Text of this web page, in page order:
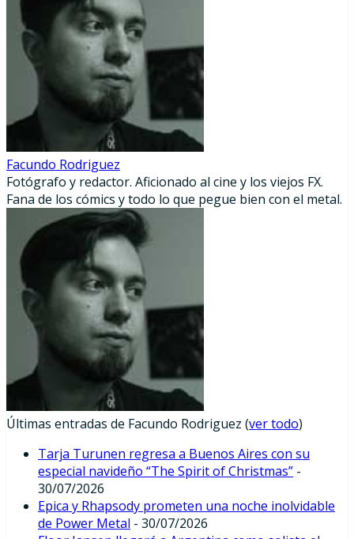
Facundo Rodriguez
Fotógrafo y redactor. Aficionado al cine y los viejos FX.
Fana de los cómics y todo lo que pegue bien con el metal.
Últimas entradas de Facundo Rodriguez (ver todo)
Tarja Turunen regresa a Buenos Aires con su
especial navideño “The Spirit of Christmas” -
30/07/2026
Epica y Rhapsody prometen una noche inolvidable
de Power Metal - 30/07/2026